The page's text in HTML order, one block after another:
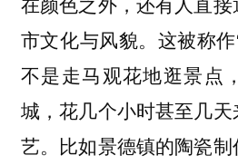
市文化与风貌。这被称
不是走马观花地逛景点
城，花几个小时甚至几
艺。比如景德镇的陶瓷